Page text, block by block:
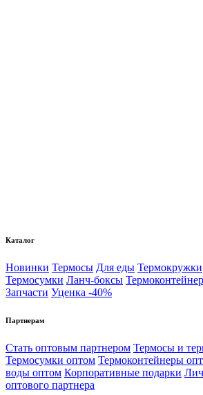
Каталог
Новинки Термосы Для еды Термокружки
Термосумки Ланч-боксы
Запчасти Уценка -40%
Партнерам
Стать оптовым партнером Термосы и
Термосумки оптом Термоконтейнеры
воды оптом Корпоративные подарки
оптового партнера